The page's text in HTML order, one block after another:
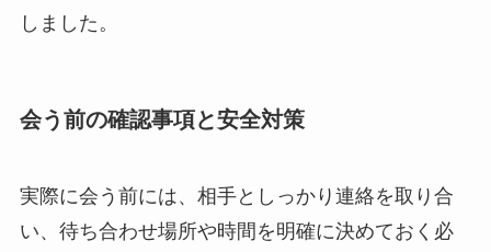
しました。
会う前の確認事項と安全対策
実際に会う前には、相手としっかり連絡を取り合
い、待ち合わせ場所や時間を明確に決めておく必